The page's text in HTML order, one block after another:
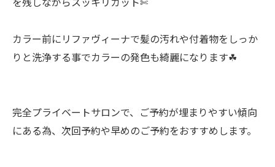
カラー前にリファヴィーナで髪の汚れや付着物をしっか
りと洗浄する事でカラーの発色も綺麗になります☘︎
完全プライベートサロンで、ご予約が埋まりやすい傾向
にある為、次回予約や早めのご予約をおすすめします。